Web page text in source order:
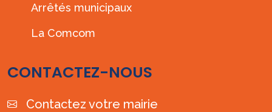
Arrêtés municipaux
La Comcom
CONTACTEZ-NOUS
Contactez votre mairie